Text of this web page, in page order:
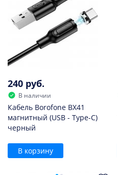
240 руб.
В наличии
Кабель Borofone BX41
магнитный (USB - Type-C)
черный
В корзину